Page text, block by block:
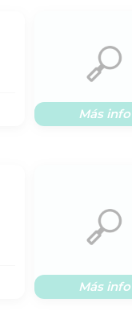
Más info
Más info